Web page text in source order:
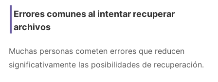
Errores comunes al intentar recuperar
archivos
Muchas personas cometen errores que reducen
significativamente las posibilidades de recuperación.